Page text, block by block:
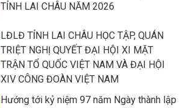
TỈNH LAI CHÂU NĂM 2026
LĐLĐ TỈNH LAI CHÂU HỌC TẬP, QUÁN
TRIỆT NGHỊ QUYẾT ĐẠI HỘI XI MẶT
TRẬN TỔ QUỐC VIỆT NAM VÀ ĐẠI HỘI
XIV CÔNG ĐOÀN VIỆT NAM
Hướng tới kỷ niệm 97 năm Ngày thành lập